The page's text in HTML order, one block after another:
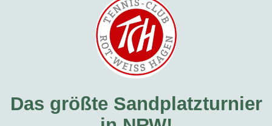
Das größte Sandplatzturnier